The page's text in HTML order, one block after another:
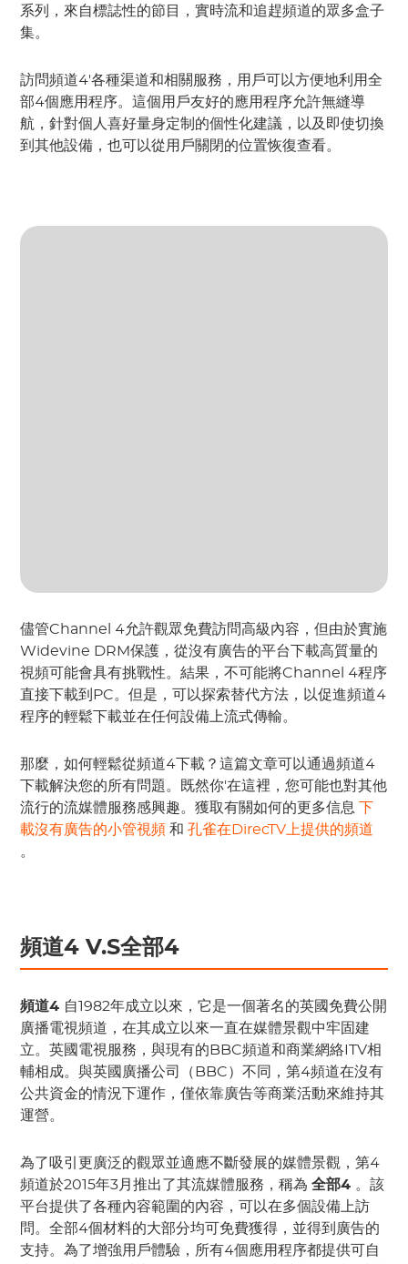
系列，來自標誌性的節目，實時流和追趕頻道的眾多盒子
集。
訪問頻道4'各種渠道和相關服務，用戶可以方便地利用全
部4個應用程序。這個用戶友好的應用程序允許無縫導
航，針對個人喜好量身定制的個性化建議，以及即使切換
到其他設備，也可以從用戶關閉的位置恢復查看。
儘管Channel 4允許觀眾免費訪問高級內容，但由於實施
Widevine DRM保護，從沒有廣告的平台下載高質量的
視頻可能會具有挑戰性。結果，不可能將Channel 4程序
直接下載到PC。但是，可以探索替代方法，以促進頻道4
程序的輕鬆下載並在任何設備上流式傳輸。
那麼，如何輕鬆從頻道4下載？這篇文章可以通過頻道4
下載解決您的所有問題。既然你'在這裡，您可能也對其他
流行的流媒體服務感興趣。獲取有關如何的更多信息
下
載沒有廣告的小管視頻和孔雀在DirecTV上提供的頻道
。
頻道4 V.S全部4
頻道4 自1982年成立以來，它是一個著名的英國免費公開
廣播電視頻道，在其成立以來一直在媒體景觀中牢固建
立。英國電視服務，與現有的BBC頻道和商業網絡ITV相
輔相成。與英國廣播公司（BBC）不同，第4頻道在沒有
公共資金的情況下運作，僅依靠廣告等商業活動來維持其
運營。
為了吸引更廣泛的觀眾並適應不斷發展的媒體景觀，第4
頻道於2015年3月推出了其流媒體服務，稱為全部4 。該
平台提供了各種內容範圍的內容，可以在多個設備上訪
問。全部4個材料的大部分均可免費獲得，並得到廣告的
支持。為了增強用戶體驗，所有4個應用程序都提供可自